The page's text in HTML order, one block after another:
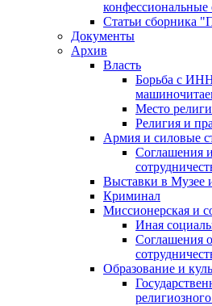
Статьи сборника
Документы
Архив
Власть
Борьба с
Место
Религия и
Армия и силовые
Соглашения
Выставки в Музее
Криминал
Миссионерская и
Иная
Соглашения
Образование и